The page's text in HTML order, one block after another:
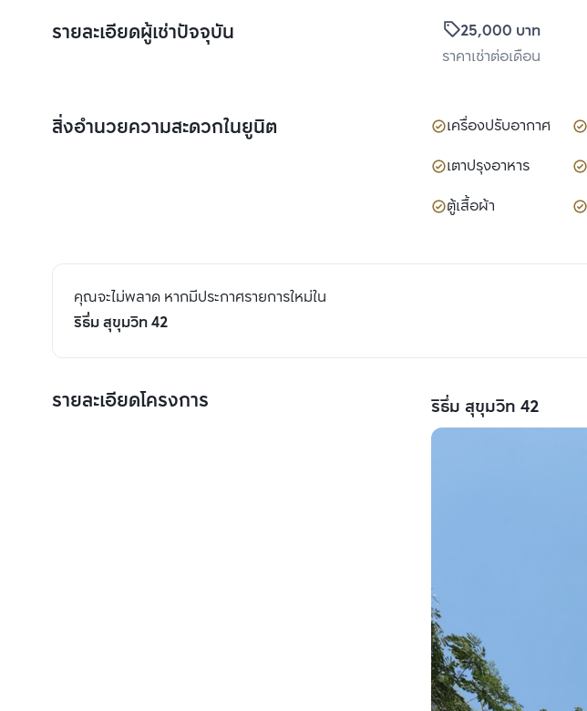
รายละเอียดผู้เช่าปัจจุบัน
25,000 บาท
ราคาเช่าต่อเดือน
สิ่งอำนวยความสะดวกในยูนิต เครื่องปรับอากาศ
เตาปรุงอาหาร
ตู้เสื้อผ้า
คุณจะไม่พลาด หากมีประกาศรายการใหม่ใน
ริธึ่ม สุขุมวิท 42
รายละเอียดโครงการ ริธึ่ม สุขุมวิท 42